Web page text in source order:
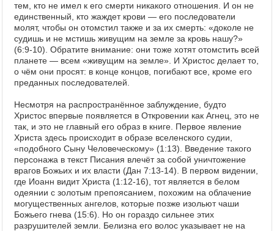
тем, кто не имел к его смерти никакого отношения. И он не
единственный, кто жаждет крови — его последователи
молят, чтобы он отомстил также и за их смерть: «доколе не
судишь и не мстишь живущим на земле за кровь нашу?»
(6:9-10). Обратите внимание: они тоже хотят отомстить всей
планете — всем «живущим на земле». И Христос делает то,
о чём они просят: в конце концов, погибают все, кроме его
преданных последователей.
Несмотря на распространённое заблуждение, будто
Христос впервые появляется в Откровении как Агнец, это не
так, и это не главный его образ в книге. Первое явление
Христа здесь происходит в образе вселенского судии,
«подобного Сыну Человеческому» (1:13). Введение такого
персонажа в текст Писания влечёт за собой уничтожение
врагов Божьих и их власти (Дан 7:13-14). В первом видении,
где Иоанн видит Христа (1:12-16), тот является в белом
одеянии с золотым препоясанием, похожим на облачение
могущественных ангелов, которые позже изольют чаши
Божьего гнева (15:6). Но он гораздо сильнее этих
разрушителей земли. Белизна его волос указывает не на